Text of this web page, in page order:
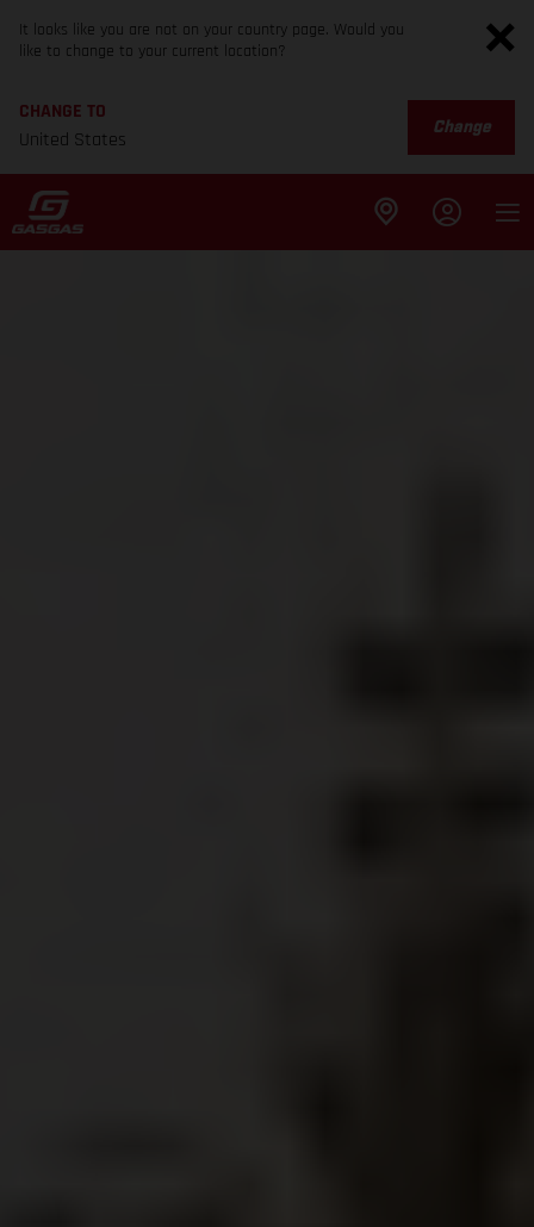
It looks like you are not on your country page. Would you
like to change to your current location?
CHANGE TO
United States
Change